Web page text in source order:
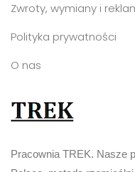
Zwroty, wymiany i
Polityka prywatności
O nas
Pracownia TREK. Nasze